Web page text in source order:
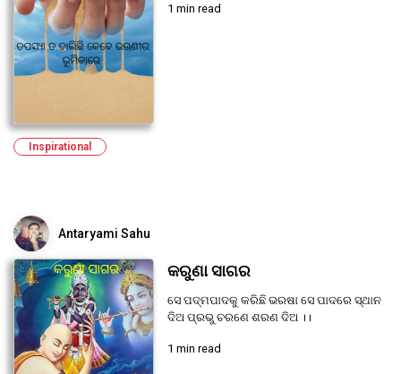
1 min read
Inspirational
Antaryami Sahu
କରୁଣା ସାଗର
ସେ ପଦ୍ମପାଦକୁ କରିଛି ଭରଷା ସେ ପାଦରେ ସ୍ଥାନ
ଦିଅ ପ୍ରଭୁ ଚରଣେ ଶରଣ ଦିଅ ।।
1 min read